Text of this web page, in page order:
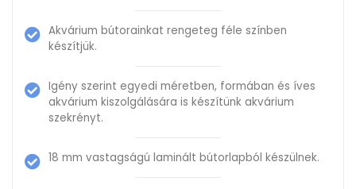
Akvárium bútorainkat rengeteg féle színben
készítjük.
Igény szerint egyedi méretben, formában és íves
akvárium kiszolgálására is készítünk akvárium
szekrényt.
18 mm vastagságú laminált bútorlapból készülnek.